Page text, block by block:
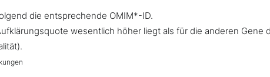
die entsprechende OMIM*-ID.
wesentlich höher liegt als für die anderen Gene